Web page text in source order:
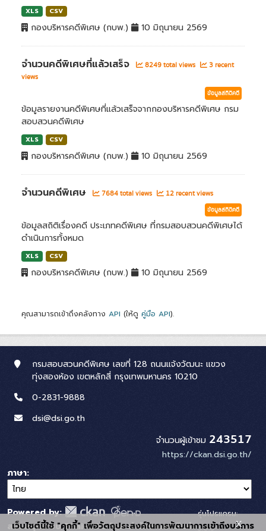
XLS CSV
กองบริหารคดีพิเศษ (กบพ.) 10 มิถุนายน 2569
จำนวนคดีพิเศษที่แล้วเสร็จ 8249 total views
3 recent
views
ข้อมูลสถิติคดี
ข้อมูลรายงานคดีพิเศษที่แล้วเสร็จจากกองบริหารคดีพิเศษ กรม
สอบสวนคดีพิเศษ
XLS CSV
กองบริหารคดีพิเศษ (กบพ.) 10 มิถุนายน 2569
จำนวนคดีพิเศษ 7684 total views 12 recent views
ข้อมูลสถิติคดี
ข้อมูลสถิติเรื่องคดี ประเภทคดีพิเศษ ที่กรมสอบสวนคดีพิเศษได้
ดำเนินการทั้งหมด
XLS CSV
กองบริหารคดีพิเศษ (กบพ.) 10 มิถุนายน 2569
คุณสามารถเข้าถึงคลังทาง API (ให้ดู คู่มือ API).
กรมสอบสวนคดีพิเศษ เลขที่ 128 ถนนแจ้งวัฒนะ แขวง
ทุ่งสองห้อง เขตหลักสี่ กรุงเทพมหานคร 10210
0-2831-9888
dsi@dsi.go.th
จำนวนผู้เข้าชม 243517
https://ckan.dsi.go.th/
ภาษา
Powered by:
สนับสนุนระบบ Thai-GDC โดย สำนักงานสถิติแห่ง
รุ่นโปรแกรม:
3.0.0
เว็บไซต์นี้ใช้ "คุกกี้" เพื่อวัตถุประสงค์ในการพัฒนาการเข้าถึงบริการ
x